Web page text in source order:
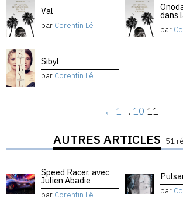
Val
par Corentin Lê
dans
par
Sibyl
par Corentin Lê
← 1 … 10 11
AUTRES ARTICLES 51
Speed Racer, avec
Julien Abadie
par Corentin Lê par